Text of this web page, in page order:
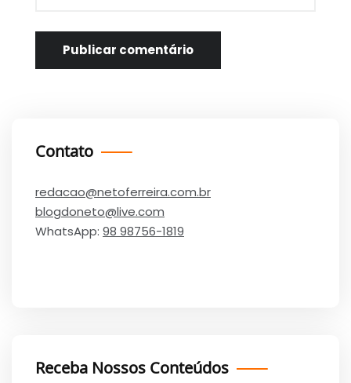
Contato
redacao@netoferreira.com.br
blogdoneto@live.com
WhatsApp: 98 98756-1819
Receba Nossos Conteúdos